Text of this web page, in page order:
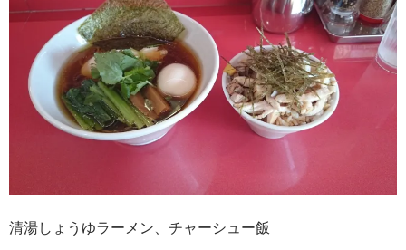
清湯しょうゆラーメン、チャーシュー飯